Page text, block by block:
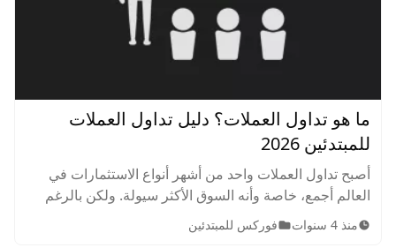
ما هو تداول العملات؟ دليل تداول العملات
للمبتدئين 2026
أصبح تداول العملات واحد من أشهر أنواع الاستثمارات في
العالم أجمع، خاصة وأنه السوق الأكثر سيولة. ولكن بالرغم
من ذلك فإنه سوق محفوف بالمخاطر، لذا أعددنا هذا الدليل
لمساعدة المبتدئين على النجاح.
منذ 4 سنوات فوركس للمبتدئين